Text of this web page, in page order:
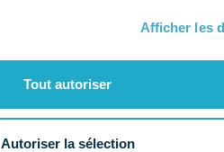
Afficher les
Tout autoriser
Autoriser la sélection